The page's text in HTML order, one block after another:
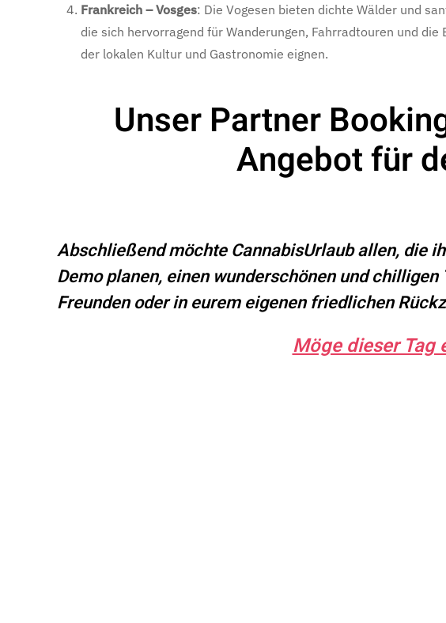
Frankreich – Vosges: Die Vogesen bieten dichte Wälder und
die sich hervorragend für Wanderungen, Fahrradtouren und die
der lokalen Kultur und Gastronomie eignen.
Unser Partner
Angebot für
Abschließend möchte CannabisUrlaub allen, die
Demo planen, einen wunderschönen und
Freunden oder in eurem eigenen friedlichen
Möge dieser Tag